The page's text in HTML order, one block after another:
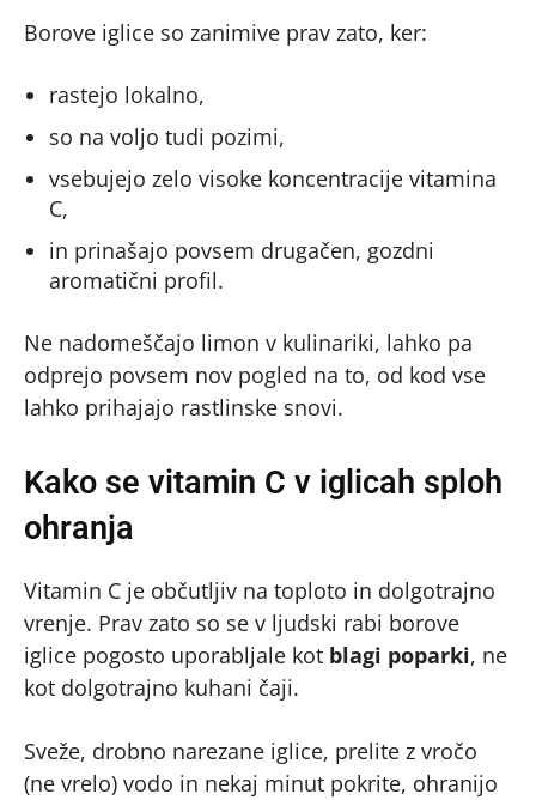
Borove iglice so zanimive prav zato, ker:
rastejo lokalno,
so na voljo tudi pozimi,
vsebujejo zelo visoke koncentracije vitamina
C,
in prinašajo povsem drugačen, gozdni
aromatični profil.
Ne nadomeščajo limon v kulinariki, lahko pa
odprejo povsem nov pogled na to, od kod vse
lahko prihajajo rastlinske snovi.
Kako se vitamin C v iglicah sploh
ohranja
Vitamin C je občutljiv na toploto in dolgotrajno
vrenje. Prav zato so se v ljudski rabi borove
iglice pogosto uporabljale kot blagi poparki, ne
kot dolgotrajno kuhani čaji.
Sveže, drobno narezane iglice, prelite z vročo
(ne vrelo) vodo in nekaj minut pokrite, ohranijo